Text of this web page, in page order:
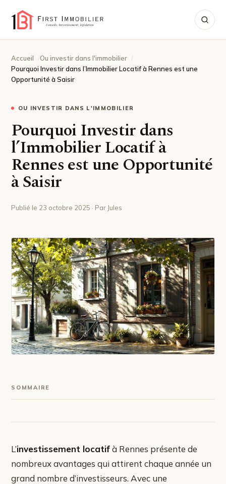
Accueil
Ou investir dans l'immobilier
Pourquoi Investir dans l’Immobilier Locatif à Rennes est une
Opportunité à Saisir
OU INVESTIR DANS L'IMMOBILIER
Pourquoi Investir dans
l’Immobilier Locatif à
Rennes est une Opportunité
à Saisir
Publié le 23 octobre 2025 · Par Jules
SOMMAIRE
L’investissement locatifà Rennes présente de
nombreux avantages qui attirent chaque année un
grand nombre d’investisseurs. Avec une